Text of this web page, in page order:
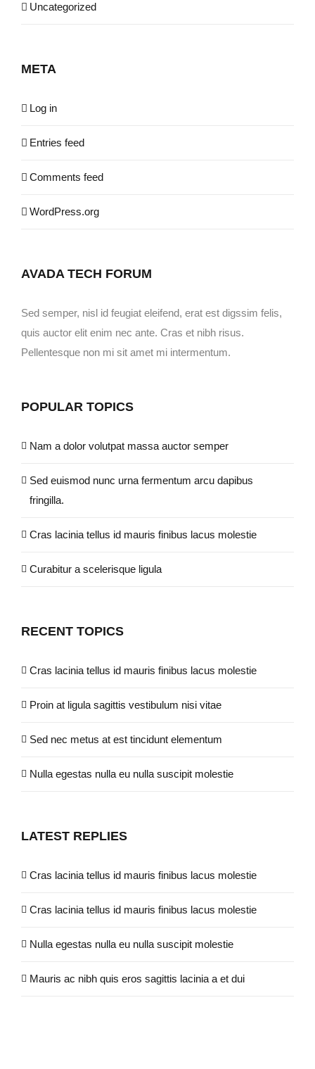
Uncategorized
META
Log in
Entries feed
Comments feed
WordPress.org
AVADA TECH FORUM
Sed semper, nisl id feugiat eleifend, erat est digssim felis,
quis auctor elit enim nec ante. Cras et nibh risus.
Pellentesque non mi sit amet mi intermentum.
POPULAR TOPICS
Nam a dolor volutpat massa auctor semper
Sed euismod nunc urna fermentum arcu dapibus
fringilla.
Cras lacinia tellus id mauris finibus lacus molestie
Curabitur a scelerisque ligula
RECENT TOPICS
Cras lacinia tellus id mauris finibus lacus molestie
Proin at ligula sagittis vestibulum nisi vitae
Sed nec metus at est tincidunt elementum
Nulla egestas nulla eu nulla suscipit molestie
LATEST REPLIES
Cras lacinia tellus id mauris finibus lacus molestie
Cras lacinia tellus id mauris finibus lacus molestie
Nulla egestas nulla eu nulla suscipit molestie
Mauris ac nibh quis eros sagittis lacinia a et dui